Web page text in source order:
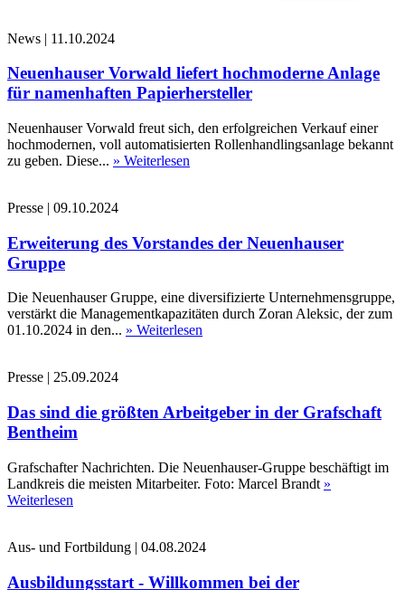
News | 11.10.2024
Neuenhauser Vorwald liefert hochmoderne Anlage
für namenhaften Papierhersteller
Neuenhauser Vorwald freut sich, den erfolgreichen Verkauf einer
hochmodernen, voll automatisierten Rollenhandlingsanlage bekannt
zu geben. Diese... » Weiterlesen
Presse | 09.10.2024
Erweiterung des Vorstandes der Neuenhauser
Gruppe
Die Neuenhauser Gruppe, eine diversifizierte Unternehmensgruppe,
verstärkt die Managementkapazitäten durch Zoran Aleksic, der zum
01.10.2024 in den... » Weiterlesen
Presse | 25.09.2024
Das sind die größten Arbeitgeber in der Grafschaft
Bentheim
Grafschafter Nachrichten. Die Neuenhauser-Gruppe beschäftigt im
Landkreis die meisten Mitarbeiter. Foto: Marcel Brandt »
Weiterlesen
Aus- und Fortbildung | 04.08.2024
Ausbildungsstart - Willkommen bei der